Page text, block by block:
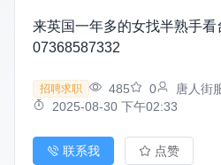
来英国一年多的女找半熟手看
07368587332
招聘求职 485 0
唐人街
2025-08-30 下午02:33
联系我 点赞